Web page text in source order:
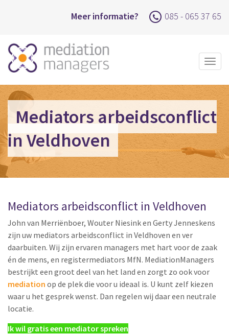
Meer informatie? 085 - 065 37 65
Mediators arbeidsconflict
in Veldhoven
Mediators arbeidsconflict in Veldhoven
John van Merriënboer, Wouter Niesink en Gerty Jenneskens
zijn uw mediators arbeidsconflict in Veldhoven en ver
daarbuiten. Wij zijn ervaren managers met hart voor de zaak
én de mens, en registermediators MfN. MediationManagers
bestrijkt een groot deel van het land en zorgt zo ook voor
mediation op de plek die voor u ideaal is. U kunt zelf kiezen
waar u het gesprek wenst. Dan regelen wij daar een neutrale
locatie.
Ik wil gratis een mediator spreken